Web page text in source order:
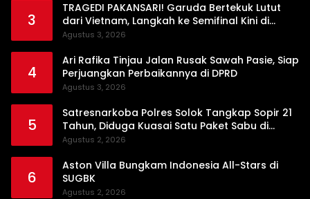
3
TRAGEDI PAKANSARI! Garuda Bertekuk Lutut
dari Vietnam, Langkah ke Semifinal Kini di
Ujung Tanduk
Agustus 3, 2026
4
Ari Rafika Tinjau Jalan Rusak Sawah Pasie, Siap
Perjuangkan Perbaikannya di DPRD
Agustus 3, 2026
5
Satresnarkoba Polres Solok Tangkap Sopir 21
Tahun, Diduga Kuasai Satu Paket Sabu di
Kubung
Agustus 2, 2026
6
Aston Villa Bungkam Indonesia All-Stars di
SUGBK
Agustus 2, 2026